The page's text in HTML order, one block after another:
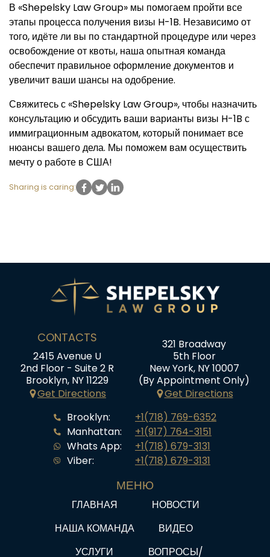
В «Shepelsky Law Group» мы помогаем пройти все
этапы процесса получения визы H-1B. Независимо от
того, идёте ли вы по стандартной процедуре или через
освобождение от квоты, наша опытная команда
обеспечит правильное оформление документов и
увеличит ваши шансы на одобрение.
Свяжитесь с «Shepelsky Law Group», чтобы назначить
консультацию и обсудить ваши варианты визы H-1B с
иммиграционным адвокатом, который понимает все
нюансы вашего дела. Мы поможем вам осуществить
мечту о работе в США!
Sharing is caring:
CONTACTS
2415 Avenue U
2nd Floor - Suite 2 R
Brooklyn, NY 11229
Get Directions
321 Broadway
5th Floor
New York, NY 10007
(By Appointment Only)
Get Directions
Brooklyn:
Manhattan:
Whats App:
Viber:
+1(718) 769-6352
+1(917) 764-3151
+1(718) 679-3131
+1(718) 679-3131
МЕНЮ
ГЛАВНАЯ
НОВОСТИ
НАША КОМАНДА
ВИДЕО
УСЛУГИ
ВОПРОСЫ/